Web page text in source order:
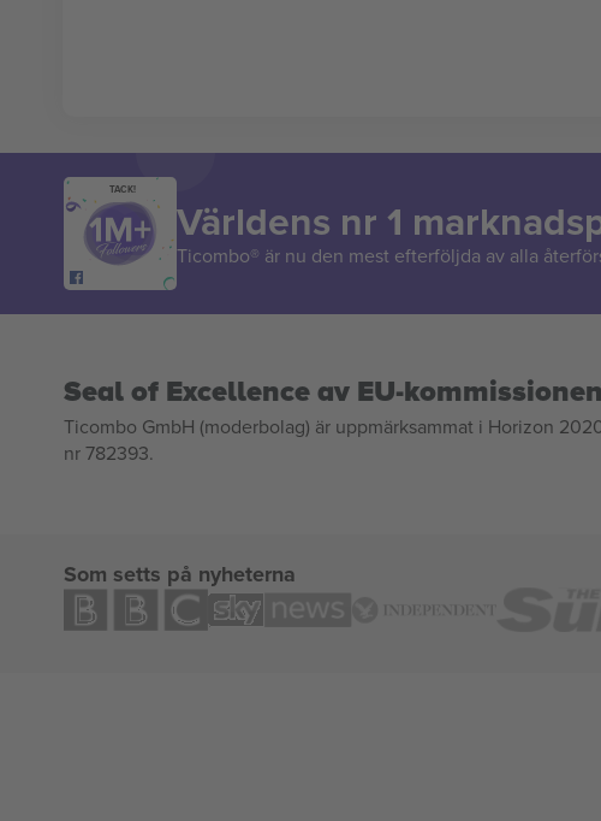
TACK!
Världens nr 1
Ticombo® är nu den mest efterföljda av alla
Seal of Excellence av EU-kommissionen
Ticombo GmbH (moderbolag) är uppmärksammat i Horizon
nr 782393.
Som setts på nyheterna